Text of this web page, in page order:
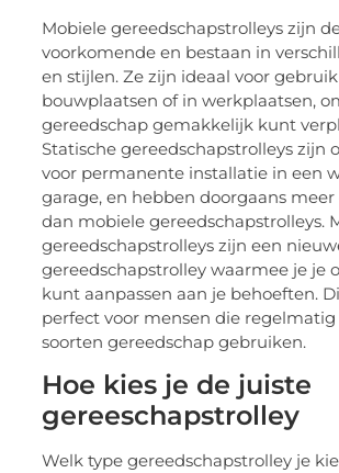
Mobiele gereedschapstrolleys zijn
voorkomende en bestaan in
en stijlen. Ze zijn ideaal voor
bouwplaatsen of in werkplaatsen,
gereedschap gemakkelijk kunt
Statische gereedschapstrolleys zijn
voor permanente installatie in een
garage, en hebben doorgaans
dan mobiele gereedschapstrolleys.
gereedschapstrolleys zijn een
gereedschapstrolley waarmee je je
kunt aanpassen aan je behoeften.
perfect voor mensen die
soorten gereedschap gebruiken.
Hoe kies je de juiste
gereeschapstrolley
Welk type gereedschapstrolley je